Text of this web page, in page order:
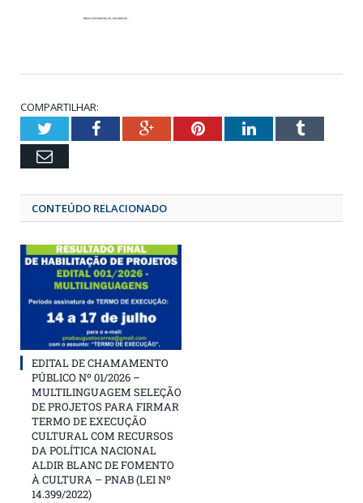
COMPARTILHAR:
TwitterFacebookGoogle+Pinterest
LinkedIn
Email
CONTEÚDO RELACIONADO
EDITAL DE CHAMAMENTO
PÚBLICO Nº 01/2026 –
MULTILINGUAGEM SELEÇÃO
DE PROJETOS PARA FIRMAR
TERMO DE EXECUÇÃO
CULTURAL COM RECURSOS
DA POLÍTICA NACIONAL
ALDIR BLANC DE FOMENTO
À CULTURA – PNAB (LEI Nº
14.399/2022)